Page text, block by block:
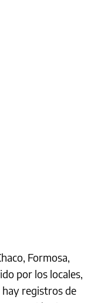
Formosa,
por los locales,
hay registros de